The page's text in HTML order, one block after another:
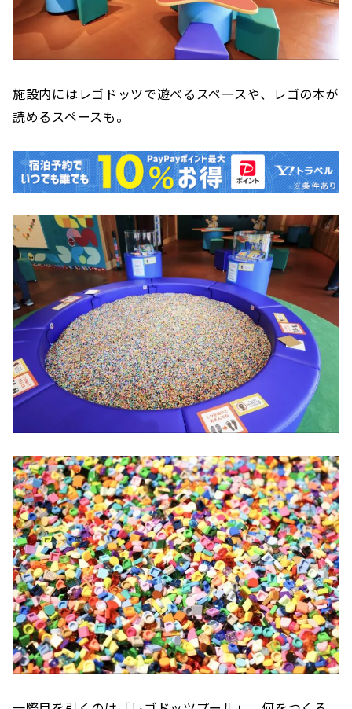
施設内にはレゴドッツで遊べるスペースや、レゴの本が
読めるスペースも。